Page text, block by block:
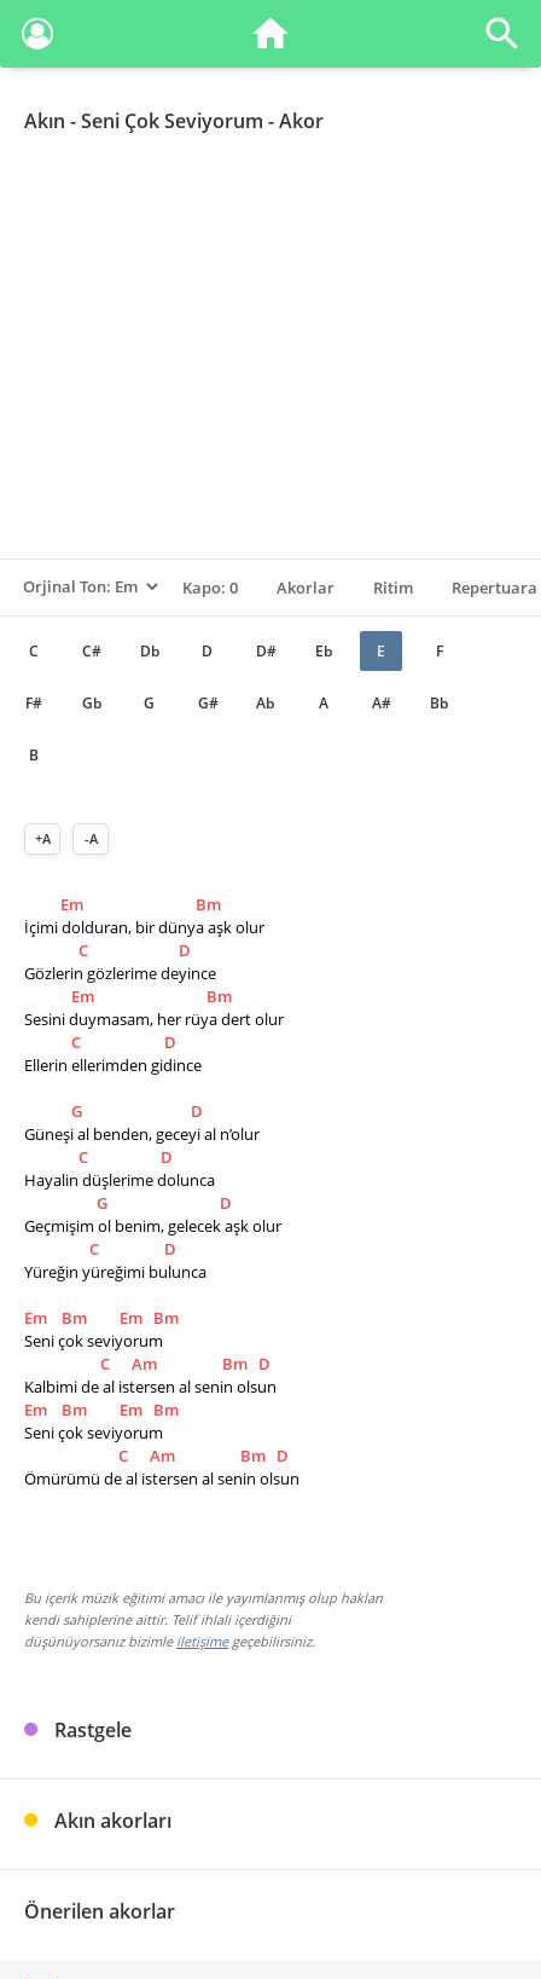
Akın - Seni Çok Seviyorum - Akor
Kapo: 0 Akorlar Ritim Repertuara
C C# Db D D# Eb E F
F# Gb G G# Ab A A# Bb
B
+A -A
Em
Bm
İçimi dolduran, bir dünya aşk olur
C
D
Gözlerin gözlerime deyince
Em
Bm
Sesini duymasam, her rüya dert olur
C
D
Ellerin ellerimden gidince
G
D
Güneşi al benden, geceyi al n’olur
C
D
Hayalin düşlerime dolunca
G
D
Geçmişim ol benim, gelecek aşk olur
C
D
Yüreğin yüreğimi bulunca
Em Bm Em Bm
Seni çok seviyorum
C
Am Bm D
Kalbimi de al istersen al senin olsun
Em
Bm Em Bm
Seni çok seviyorum
C
Am Bm D
Ömürümü de al istersen al senin olsun
Bu içerik müzik eğitimi amacı ile yayımlanmış olup hakları
kendi sahiplerine aittir. Telif ihlali içerdiğini
düşünüyorsanız bizimle iletişimegeçebilirsiniz.
Rastgele
Akın akorları
Önerilen akorlar